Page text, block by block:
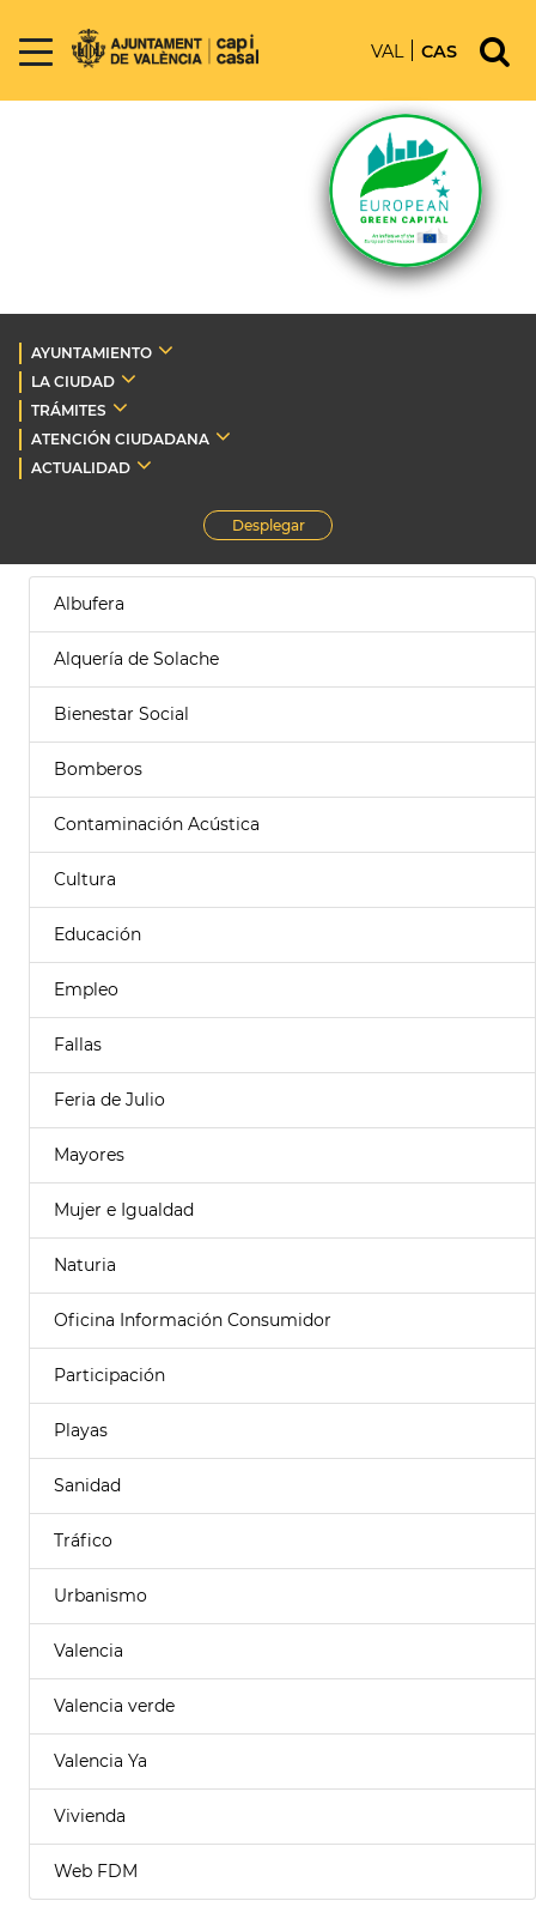
VAL CAS
AYUNTAMIENTO
LA CIUDAD
TRÁMITES
ATENCIÓN CIUDADANA
ACTUALIDAD
Desplegar
Albufera
Alquería de Solache
Bienestar Social
Bomberos
Contaminación Acústica
Cultura
Educación
Empleo
Fallas
Feria de Julio
Mayores
Mujer e Igualdad
Naturia
Oficina Información Consumidor
Participación
Playas
Sanidad
Tráfico
Urbanismo
Valencia
Valencia verde
Valencia Ya
Vivienda
Web FDM